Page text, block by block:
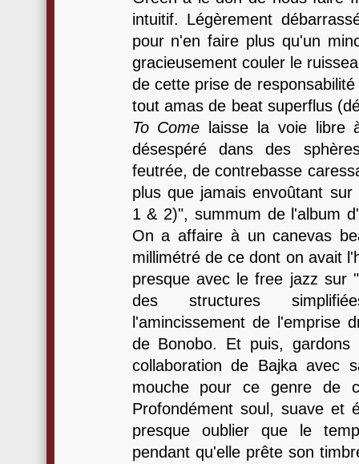
intuitif. Légèrement
pour n'en faire plus qu'un
gracieusement couler le
de cette prise de
tout amas de beat superflus
To Come laisse la voie libre
désespéré dans des
feutrée, de contrebasse
plus que jamais envoûtant
1 & 2)", summum de l'album
On a affaire à un canevas
millimétré de ce dont on avait
presque avec le free jazz sur
des structures
l'amincissement de l'emprise
de Bonobo. Et puis,
collaboration de Bajka avec
mouche pour ce genre de
Profondément soul, suave et
presque oublier que le
pendant qu'elle prête son